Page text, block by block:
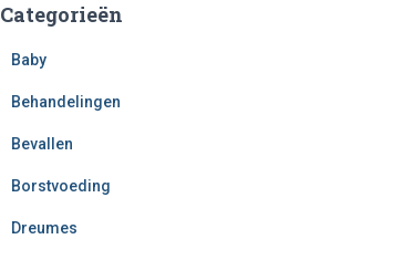
Categorieën
Baby
Behandelingen
Bevallen
Borstvoeding
Dreumes